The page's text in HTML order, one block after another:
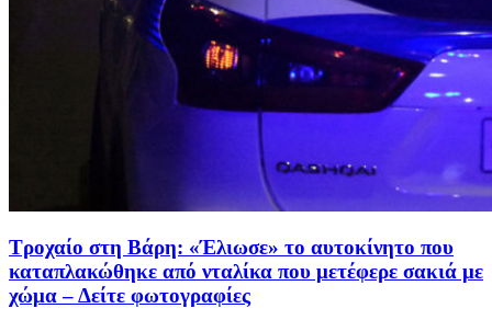
Τροχαίο στη Βάρη: «Έλιωσε» το αυτοκίνητο που
καταπλακώθηκε από νταλίκα που μετέφερε σακιά με
χώμα – Δείτε φωτογραφίες